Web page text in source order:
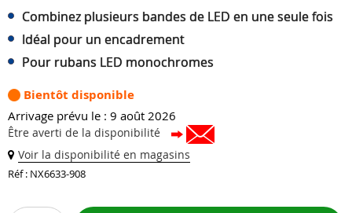
Combinez plusieurs bandes de LED en une seule fois
Idéal pour un encadrement
Pour rubans LED monochromes
Bientôt disponible
Arrivage prévu le : 9 août 2026
Être averti de la disponibilité
Voir la disponibilité en magasins
Réf : NX6633-908